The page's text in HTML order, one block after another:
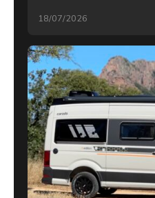
18/07/2026